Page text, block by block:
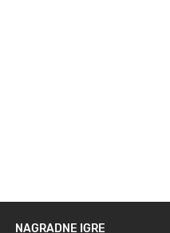
NAGRADNE IGRE